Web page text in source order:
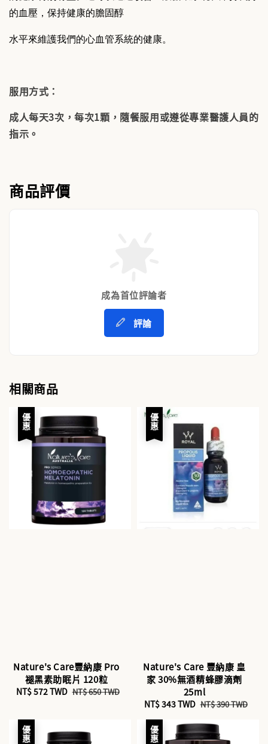
的血壓，保持健康的膽固醇
水平來維護我們的心血管系統的健康。
服用方式：
成人每天3次，每次1顆，隨餐服用或遵從專業醫護人員的
指示。
商品評價
成為首位評論者
評論
相關商品
優惠
Nature's Care豐納康 Pro
褪黑素助眠片 120粒
Sale
NT$ 572 TWD Regular
NT$ 650 TWD
優惠
Nature's Care 豐納康 皇
家 30%無酒精蜂膠滴劑
25ml
Sale
NT$ 343 TWD Regular
NT$ 390 TWD
優惠 優惠